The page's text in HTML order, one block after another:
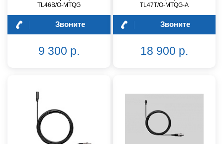
TL46B/O-MTQG
Звоните
9 300 р.
TL47T/O-MTQG-A
Звоните
18 900 р.